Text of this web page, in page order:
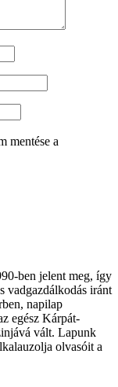
mentése a
ben jelent meg, így
vadgazdálkodás iránt
napilap
egész Kárpát-
vált. Lapunk
olvasóit a